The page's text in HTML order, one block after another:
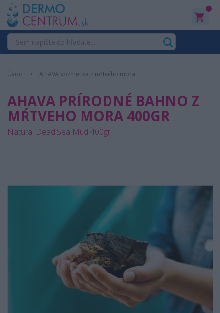
Úvod AHAVA kozmetika z mŕtvého mora
AHAVA PRÍRODNÉ BAHNO Z
MŔTVEHO MORA 400GR
Natural Dead Sea Mud 400gr